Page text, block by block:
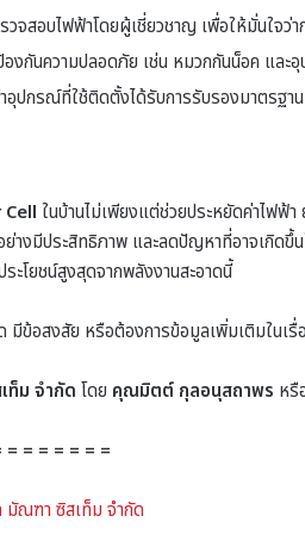
วจสอบไฟฟ้าโดยผู้เชี่ยวชาญ เพื่อให้มั่นใจว่
งกันความปลอดภัย เช่น หมวกกันน็อค และ
อุปกรณ์ที่ใช้ติดตั้งได้รับการรับรองมาตรฐ
ในบ้านไม่เพียงแต่ช่วยประหยัดค่าไฟฟ้
ย่างมีประสิทธิภาพ และลดปัญหาที่อาจเกิ
ะโยชน์สูงสุดจากพลังงานสะอาดนี้
มีข้อสงสัย หรือต้องการข้อมูลเพิ่มเติมในเ
ท็ม จำกัด โดย คุณมิตต์ กุลอนุสถาพร หรื
= = = = = = =
ณฑา ซิสเท็ม จำกัด